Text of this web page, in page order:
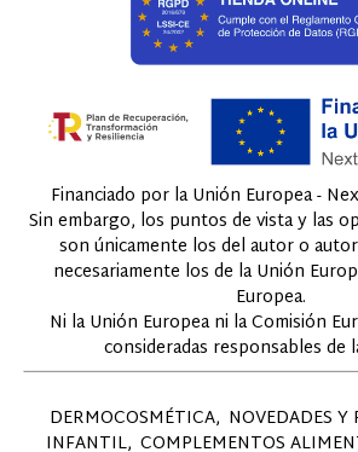
Financiado por la Unión Europea -
Sin embargo, los puntos de vista y las
son únicamente los del autor o
necesariamente los de la Unión
Europea.
Ni la Unión Europea ni la Comisión
consideradas responsables de
DERMOCOSMÉTICA NOVEDADES Y
INFANTIL COMPLEMENTOS